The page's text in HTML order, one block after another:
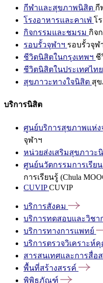
กีฬาและสุขภาพนิสิต กี
โรงอาหารและคาเฟ่ โ
กิจกรรมและชมรม กิจ
รอบรั้วจุฬาฯ รอบรั้วจุฬ
ชีวิตนิสิตในกรุงเทพฯ ชี
ชีวิตนิสิตในประเทศไทย
สุขภาวะทางใจนิสิต สุ
บริการนิสิต
ศูนย์บริการสุขภาพแห่ง
จุฬาฯ
หน่วยส่งเสริมสุขภาวะ
ศูนย์นวัตกรรมการเรียน
การเรียนรู้ (Chula
CUVIPCUVIP
บริการสังคม
บริการทดสอบและวิชา
บริการทางการแพทย์
บริการตรวจวิเคราะห์
สารสนเทศและการสื่อ
พื้นที่สร้างสรรค์
พิพิธภัณฑ์